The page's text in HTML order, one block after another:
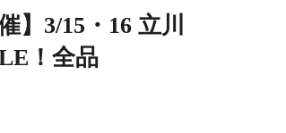
】3/15・16 立川
！全品